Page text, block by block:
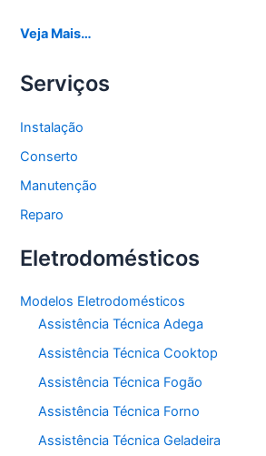
Veja Mais…
Serviços
Instalação
Conserto
Manutenção
Reparo
Eletrodomésticos
Modelos Eletrodomésticos
Assistência Técnica Adega
Assistência Técnica Cooktop
Assistência Técnica Fogão
Assistência Técnica Forno
Assistência Técnica Geladeira